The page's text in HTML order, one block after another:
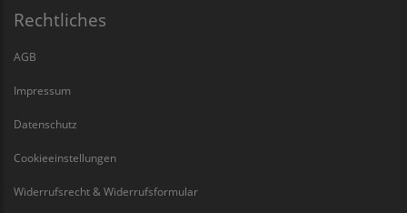
Rechtliches
AGB
Impressum
Datenschutz
Cookieeinstellungen
Widerrufsrecht & Widerrufsformular